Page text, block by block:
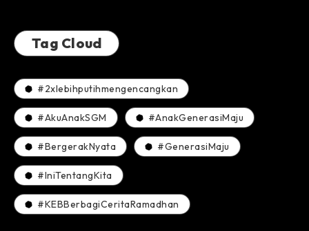
Tag Cloud
#2xlebihputihmengencangkan
#AkuAnakSGM #AnakGenerasiMaju
#BergerakNyata #GenerasiMaju
#IniTentangKita
#KEBBerbagiCeritaRamadhan